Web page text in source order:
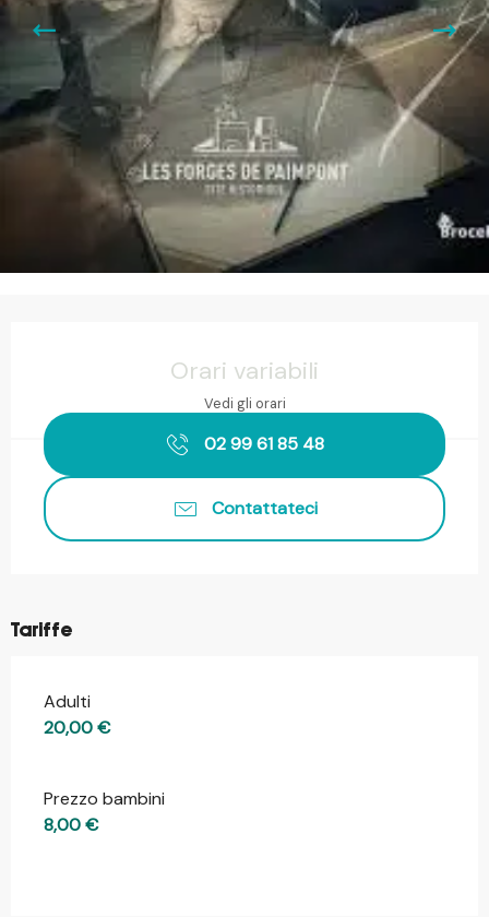
Orari variabili
Vedi gli orari
02 99 61 85 48
Contattateci
Tariffe
Tariffe 2026
Adulti
20,00 €
Prezzo bambini
8,00 €